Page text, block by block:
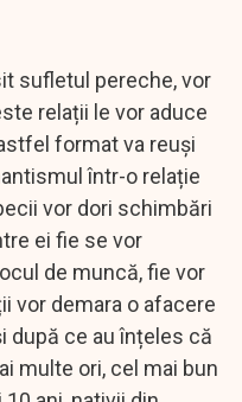
sufletul pereche, vor
relații le vor aduce
format va reuși
într-o relație
vor dori schimbări
ei fie se vor
de muncă, fie vor
vor demara o afacere
după ce au înțeles că
multe ori, cel mai bun